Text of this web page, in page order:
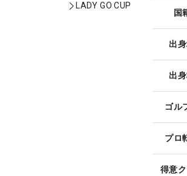
LADY GO CUP
国
出
出
ゴル
プロ
得意